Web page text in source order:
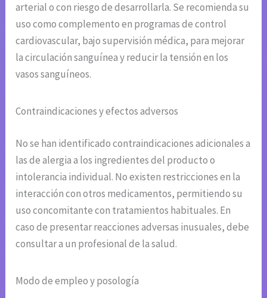
arterial o con riesgo de desarrollarla. Se recomienda su
uso como complemento en programas de control
cardiovascular, bajo supervisión médica, para mejorar
la circulación sanguínea y reducir la tensión en los
vasos sanguíneos.
Contraindicaciones y efectos adversos
No se han identificado contraindicaciones adicionales a
las de alergia a los ingredientes del producto o
intolerancia individual. No existen restricciones en la
interacción con otros medicamentos, permitiendo su
uso concomitante con tratamientos habituales. En
caso de presentar reacciones adversas inusuales, debe
consultar a un profesional de la salud.
Modo de empleo y posología